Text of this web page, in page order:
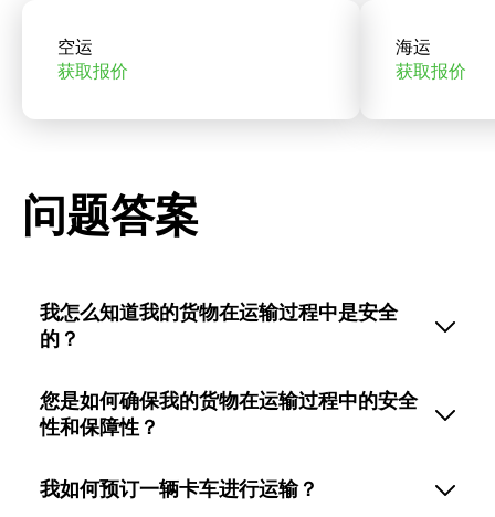
空运
获取报价
海运
获取报价
问题答案
我怎么知道我的货物在运输过程中是安全
的？
您是如何确保我的货物在运输过程中的安全
性和保障性？
我如何预订一辆卡车进行运输？